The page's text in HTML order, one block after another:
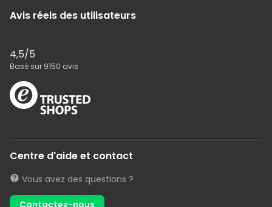
Avis réels des utilisateurs
4,5/5
Basé sur 9150 avis
Centre d'aide et contact
Vous avez des questions ?
Contactez-nous